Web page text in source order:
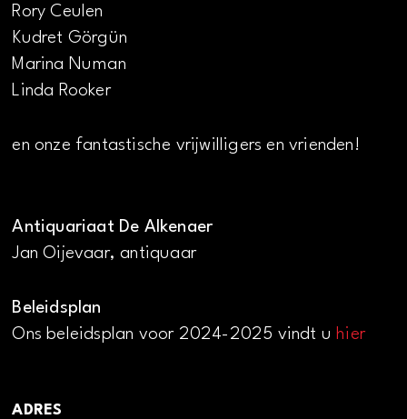
Rory Ceulen
Kudret Görgün
Marina Numan
Linda Rooker
en onze fantastische vrijwilligers en vrienden!
Antiquariaat De Alkenaer
Jan Oijevaar, antiquaar
Beleidsplan
Ons beleidsplan voor 2024-2025 vindt uhier
ADRES